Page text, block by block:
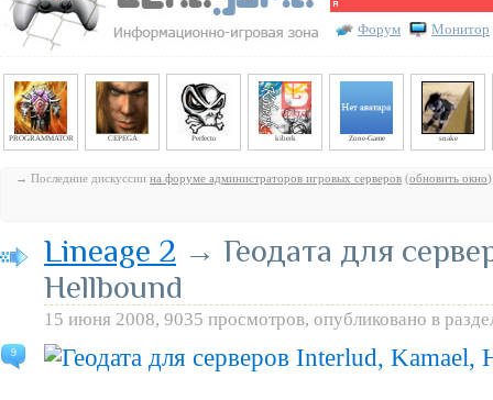
Форум Монитор
PROGRAMMATOR CEPEGA Perfecto kiberk Zone-Game snake
→ Последние дискуссии на форуме администраторов игровых серверов (обновить окно)
9
Lineage 2 → Геодата для
Hellbound
15 июня 2008, 9035 просмотров, опубликовано в